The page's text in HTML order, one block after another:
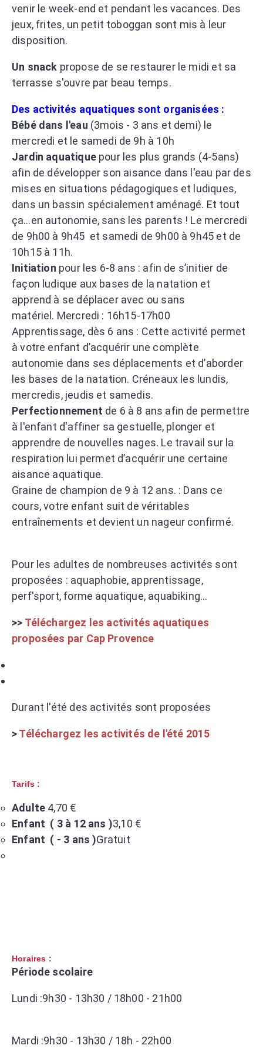
venir le week-end et pendant les vacances. Des
jeux, frites, un petit toboggan sont mis à leur
disposition.
Un snack propose de se restaurer le midi et sa
terrasse s'ouvre par beau temps.
Des activités aquatiques sont organisées :
Bébé dans l'eau (3mois - 3 ans et demi) le
mercredi et le samedi de 9h à 10h
Jardin aquatiquepour les plus grands (4-5ans)
afin de développer son aisance dans l'eau par des
mises en situations pédagogiques et ludiques,
dans un bassin spécialement aménagé. Et tout
ça…en autonomie, sans les parents ! Le mercredi
de 9h00 à 9h45 et samedi de 9h00 à 9h45 et de
10h15 à 11h.
Initiation pour les 6-8 ans : afin de s’initier de
façon ludique aux bases de la natation et
apprend à se déplacer avec ou sans
matériel. Mercredi : 16h15-17h00
Apprentissage, dès 6 ans : Cette activité permet
à votre enfant d’acquérir une complète
autonomie dans ses déplacements et d’aborder
les bases de la natation. Créneaux les lundis,
mercredis, jeudis et samedis.
Perfectionnement de 6 à 8 ans afin de permettre
à l'enfant d'affiner sa gestuelle, plonger et
apprendre de nouvelles nages. Le travail sur la
respiration lui permet d’acquérir une certaine
aisance aquatique.
Graine de champion de 9 à 12 ans. : Dans ce
cours, votre enfant suit de véritables
entraînements et devient un nageur confirmé.
Pour les adultes de nombreuses activités sont
proposées : aquaphobie, apprentissage,
perf'sport, forme aquatique, aquabiking...
>> Téléchargez les activités aquatiques
proposées par Cap Provence
Durant l'été des activités sont proposées
>Téléchargez les activités de l'été 2015
Tarifs :
Adulte 4,70 €
Enfant ( 3 à 12 ans )3,10 €
Enfant ( - 3 ans )Gratuit
Horaires :
Période scolaire
Lundi :9h30 - 13h30 / 18h00 - 21h00
Mardi :9h30 - 13h30 / 18h - 22h00